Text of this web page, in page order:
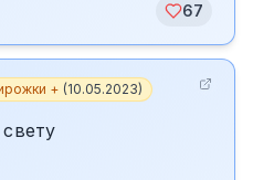
67
+ (10.05.2023)